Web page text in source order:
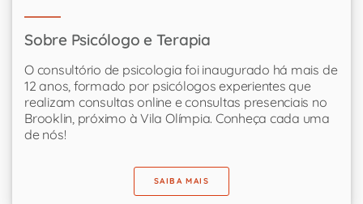
Sobre Psicólogo e Terapia
O consultório de psicologia foi inaugurado há mais de
12 anos, formado por psicólogos experientes que
realizam consultas online e consultas presenciais no
Brooklin, próximo à Vila Olímpia. Conheça cada uma
de nós!
SAIBA MAIS